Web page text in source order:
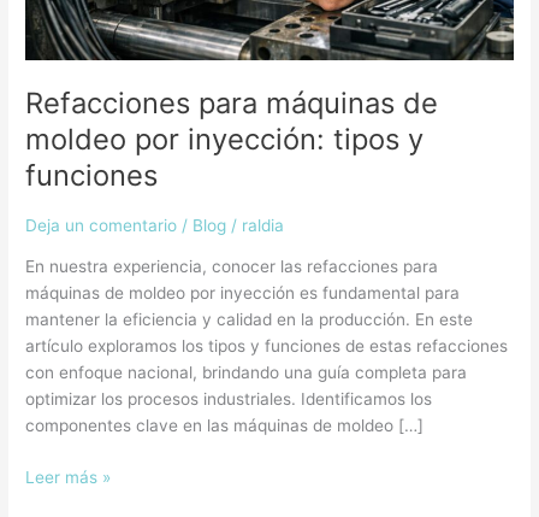
Refacciones para máquinas de
moldeo por inyección: tipos y
funciones
Deja un comentario / Blog / raldia
En nuestra experiencia, conocer las refacciones para
máquinas de moldeo por inyección es fundamental para
mantener la eficiencia y calidad en la producción. En este
artículo exploramos los tipos y funciones de estas refacciones
con enfoque nacional, brindando una guía completa para
optimizar los procesos industriales. Identificamos los
componentes clave en las máquinas de moldeo […]
Leer más »